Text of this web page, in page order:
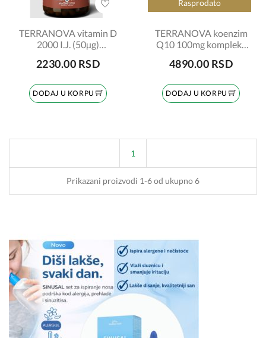
TERRANOVA vitamin D
2000 I.J. (50µg)
2230.00 RSD
DODAJ U KORPU
Rasprodato
TERRANOVA koenzim
Q10 100mg kompleks
4890.00 RSD
DODAJ U KORPU
1
Prikazani proizvodi 1-6 od ukupno 6